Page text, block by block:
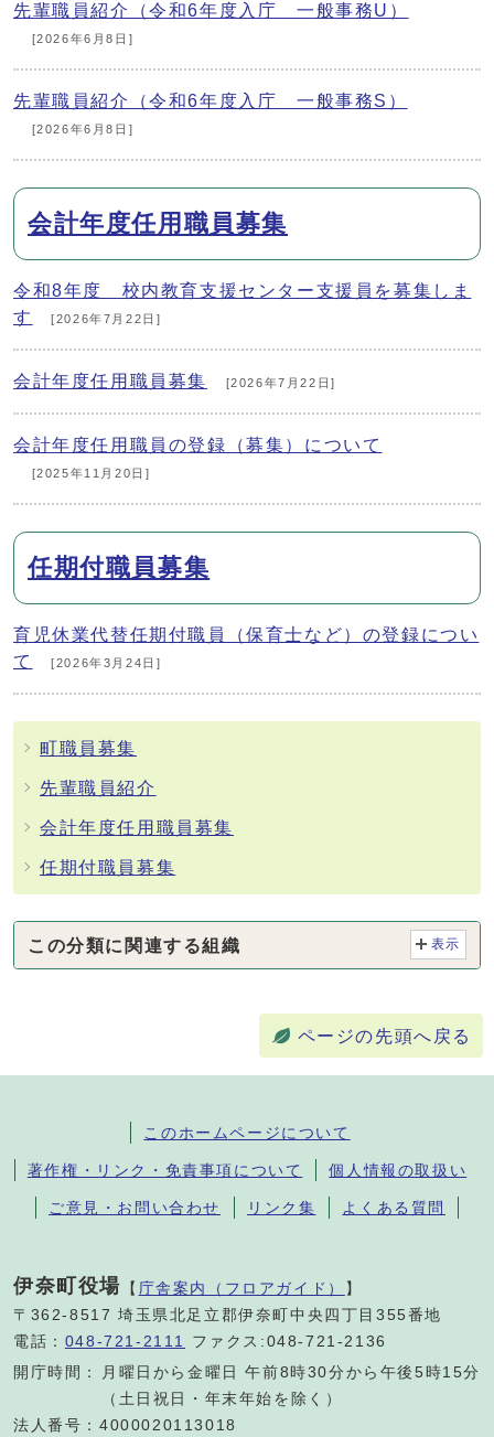
先輩職員紹介（令和6年度入庁 一般事務U）
[2026年6月8日]
先輩職員紹介（令和6年度入庁 一般事務S）
[2026年6月8日]
会計年度任用職員募集
令和8年度 校内教育支援センター支援員を募集しま
す
[2026年7月22日]
会計年度任用職員募集 [2026年7月22日]
会計年度任用職員の登録（募集）について
[2025年11月20日]
任期付職員募集
育児休業代替任期付職員（保育士など）の登録につい
て
[2026年3月24日]
町職員募集
先輩職員紹介
会計年度任用職員募集
任期付職員募集
この分類に関連する組織 表示
ページの先頭へ戻る
このホームページについて
著作権・リンク・免責事項について 個人情報の取扱い
ご意見・お問い合わせ リンク集 よくある質問
伊奈町役場 【 庁舎案内（フロアガイド） 】
〒362-8517 埼玉県北足立郡伊奈町中央四丁目355番地
電話： 048-721-2111
ファクス:048-721-2136
開庁時間：
月曜日から金曜日 午前8時30分から午後5時15分
（土日祝日・年末年始を除く）
法人番号：4000020113018